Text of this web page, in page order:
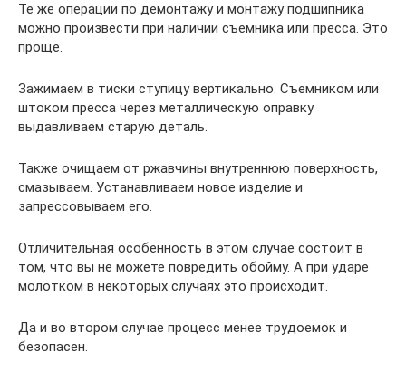
Те же операции по демонтажу и монтажу подшипника
можно произвести при наличии съемника или пресса. Это
проще.
Зажимаем в тиски ступицу вертикально. Съемником или
штоком пресса через металлическую оправку
выдавливаем старую деталь.
Также очищаем от ржавчины внутреннюю поверхность,
смазываем. Устанавливаем новое изделие и
запрессовываем его.
Отличительная особенность в этом случае состоит в
том, что вы не можете повредить обойму. А при ударе
молотком в некоторых случаях это происходит.
Да и во втором случае процесс менее трудоемок и
безопасен.